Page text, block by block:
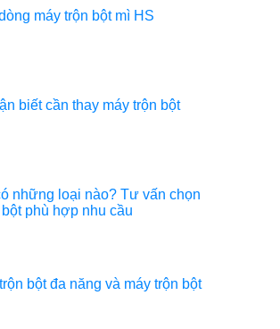
máy trộn bột mì HS
biết cần thay máy trộn bột
những loại nào? Tư vấn chọn
phù hợp nhu cầu
bột đa năng và máy trộn bột